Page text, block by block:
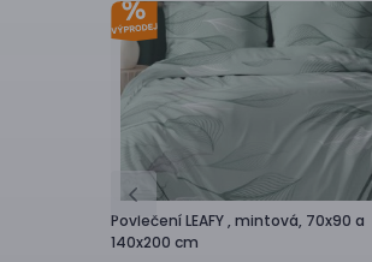
PovlečeníLEAFY , mintová, 70x90 a
140x200 cm